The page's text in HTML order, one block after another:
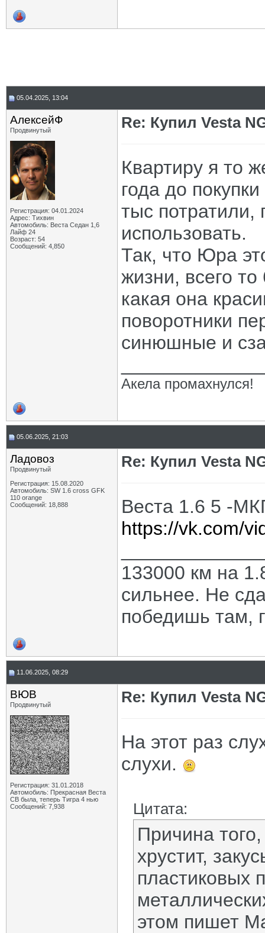
05.04.2025, 13:04
АлексейФ
Продвинутый
Регистрация: 04.01.2024
Адрес: Тихвин
Автомобиль: Веста Седан 1,6
Лайф 24
Возраст: 54
Сообщений: 4,850
Re: Купил Vesta
Квартиру я то
года до
тыс потратили,
использовать.
Так, что Юра
жизни, всего
какая она
поворотники
синюшные и
Акела промахнулся!
05.06.2025, 21:03
Ладовоз
Продвинутый
Регистрация: 15.08.2020
Автомобиль: SW 1.6 cross GFK
110 orange
Сообщений: 18,888
Re: Купил Vesta
Веста 1.6 5 -
https://vk.com/
133000 км на
сильнее. Не
победишь там,
11.06.2025, 08:29
ВЮВ
Продвинутый
Регистрация: 31.01.2018
Автомобиль: Прекрасная Веста
СВ была, теперь Тигра 4 нью
Сообщений: 7,938
Re: Купил Vesta
На этот раз
слухи.
Цитата:
Причина
хрустит,
пластиковых
этом пишет